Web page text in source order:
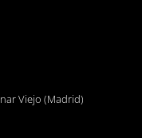
Viejo (Madrid)